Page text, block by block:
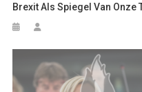
Brexit Als Spiegel Van Onze